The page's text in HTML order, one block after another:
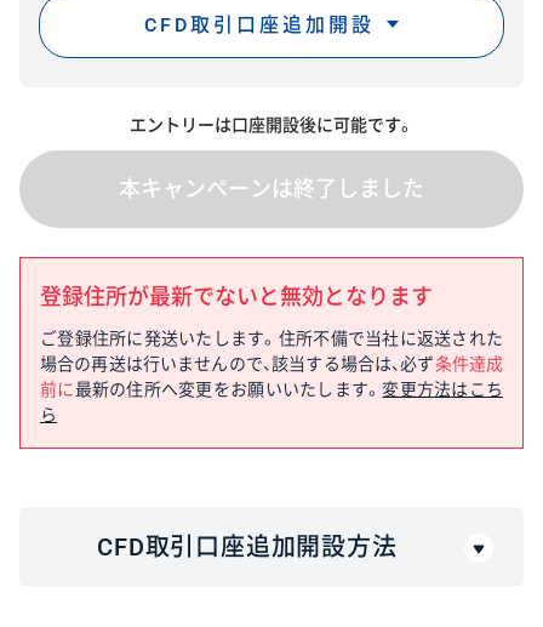
CFD取引口座追加開設
エントリーは口座開設後に可能です。
本キャンペーンは終了しました
登録住所が最新でないと無効となります
ご登録住所に発送いたします。住所不備で当社に返送された
場合の再送は行いませんので、該当する場合は、必ず条件達成
前に最新の住所へ変更をお願いいたします。 変更方法はこち
ら
CFD取引口座追加開設方法